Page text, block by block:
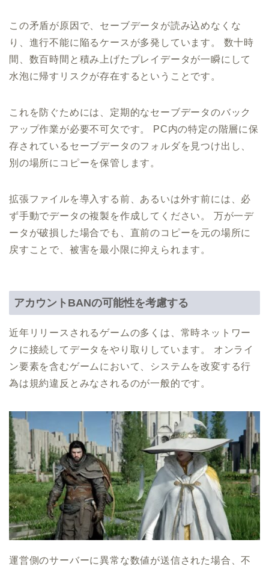
この矛盾が原因で、セーブデータが読み込めなくな
り、進行不能に陥るケースが多発しています。 数十時
間、数百時間と積み上げたプレイデータが一瞬にして
水泡に帰すリスクが存在するということです。
これを防ぐためには、定期的なセーブデータのバック
アップ作業が必要不可欠です。 PC内の特定の階層に保
存されているセーブデータのフォルダを見つけ出し、
別の場所にコピーを保管します。
拡張ファイルを導入する前、あるいは外す前には、必
ず手動でデータの複製を作成してください。 万が一デ
ータが破損した場合でも、直前のコピーを元の場所に
戻すことで、被害を最小限に抑えられます。
アカウントBANの可能性を考慮する
近年リリースされるゲームの多くは、常時ネットワー
クに接続してデータをやり取りしています。 オンライ
ン要素を含むゲームにおいて、システムを改変する行
為は規約違反とみなされるのが一般的です。
運営側のサーバーに異常な数値が送信された場合、不